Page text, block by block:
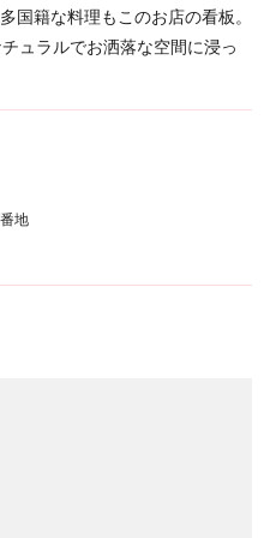
国籍な料理もこのお店の看板。
ュラルでお洒落な空間に浸っ
地